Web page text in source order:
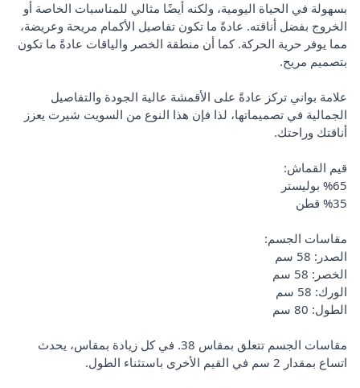
بسهولة في الحياة اليومية، ولكنه أيضًا مثالي للمناسبات الخاصة أو
الخروج بفضل أناقته. عادةً ما تكون تفاصيل الأكمام مريحة وعريضة،
مما يوفر حرية الحركة. كما أن منطقة الخصر والياقات عادةً ما تكون
بتصميم مريح.
علامة بواني تركز عادةً على الأقمشة عالية الجودة والتفاصيل
الجمالية في تصميماتها، لذا فإن هذا النوع من السويت شيرت يعزز
أناقتك وراحتك.
قيم القماش:
%65 بوليستر
%35 قطن
مقاسات الجسم:
الصدر: 58 سم
الخصر: 58 سم
الورك: 58 سم
الطول: 80 سم
مقاسات الجسم تتعلق بمقاس 38. في كل زيادة بمقاس، يحدث
اتساع بمقدار 2 سم في القيم الأخرى باستثناء الطول.